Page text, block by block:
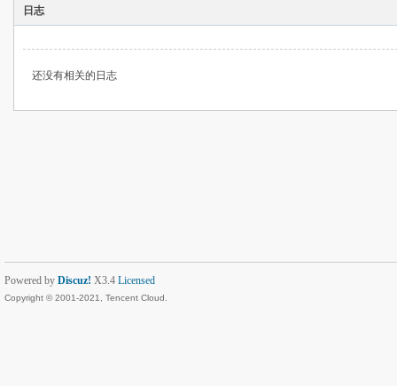
日志
还没有相关的日志
Powered by Discuz! X3.4 Licensed
Copyright © 2001-2021, Tencent Cloud.